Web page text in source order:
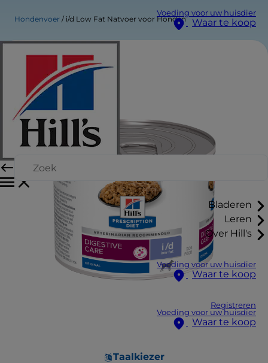
Voeding voor uw huisdier
Waar te koop
Bladeren
Leren
Over Hill's
Voeding voor uw huisdier
Waar te koop
Registreren
Voeding voor uw huisdier
Waar te koop
Taalkiezer
Hondenvoer i/d Low Fat Natvoer voor Honden